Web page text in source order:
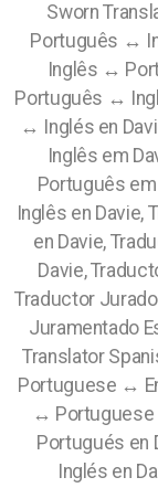
Sworn
Português ↔
Inglês ↔
Português ↔
↔ Inglés en
Inglês em
Português
Inglês en
en Davie,
Davie,
Traductor
Juramentado
Translator
Portuguese ↔
↔ Portuguese
Portugués en
Inglés en